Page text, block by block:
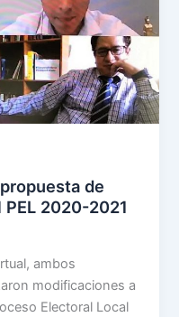
de
2020-2021
ambos
modificaciones a
Electoral Local